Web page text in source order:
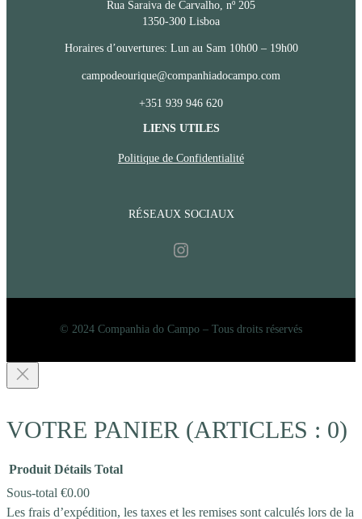
LIENS UTILES
Politique de Confidentialité
RÉSEAUX SOCIAUX
Instagram
Rua Saraiva de Carvalho, nº 205
1350-300 Lisboa
Horaires d’ouvertures: Lun au Sam 10h00 – 19h00
campodeourique@companhiadocampo.com
+351 939 946 620
© 2024 Companhia do Campo – Tous droits réservés
VOTRE PANIER (ARTICLES : 0)
Produit Détails Total
Sous-total €0.00
Les frais d’expédition, les taxes et les remises sont calculés lors de la